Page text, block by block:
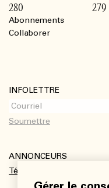
Abonnements
Collaborer
INFOLETTRE
ANNONCEURS
Télécharger le kit média
280 279